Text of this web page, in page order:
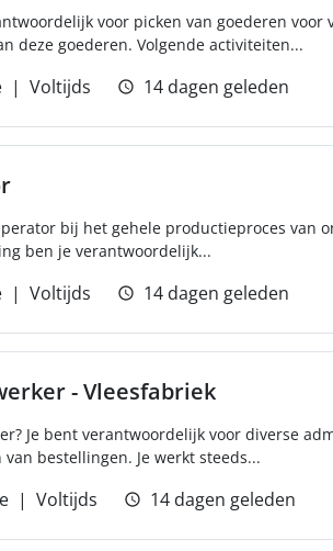
voor picken van goederen voor
deze goederen. Volgende activiteiten...
Voltijds 14 dagen geleden
bij het gehele productieproces van
ben je verantwoordelijk...
Voltijds 14 dagen geleden
- Vleesfabriek
Je bent verantwoordelijk voor diverse
bestellingen. Je werkt steeds...
Voltijds 14 dagen geleden